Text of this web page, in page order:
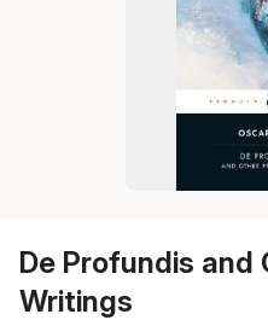
De Profundis and
Writings